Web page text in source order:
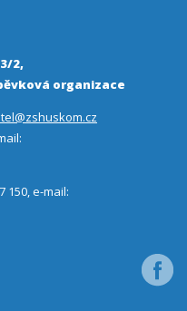
2,
organizace
150, e-mail: